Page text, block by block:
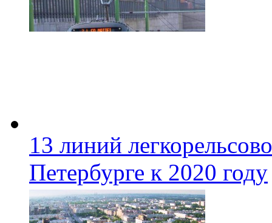
13 линий
Петербурге к 2020 году